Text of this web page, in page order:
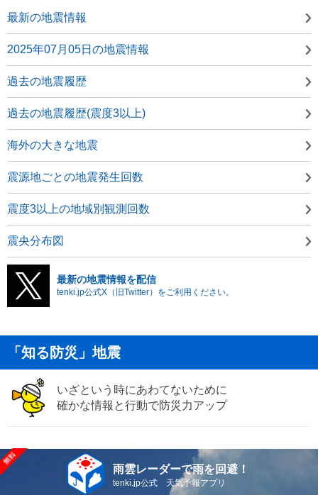
最新の地震情報
2025年07月05日の地震情報
過去の地震履歴
過去の地震履歴(震度3以上)
海外の大きな地震
震源地ごとの地震発生回数
震度3以上の地域別観測回数
震央分布図
最新の地震情報を配信
tenki.jp公式X（旧Twitter）をご利用ください。
「知る防災」地震
いざという時にあわてないために
確かな情報と行動で防災力アップ
雨雲レーダーで雨を回避！
tenki.jp公式 天気予報アプリ